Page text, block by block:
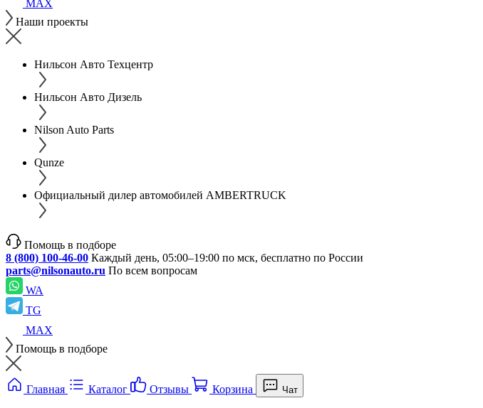
MAX
Наши проекты
Нильсон Авто Техцентр
Нильсон Авто Дизель
Nilson Auto Parts
Qunze
Официальный дилер автомобилей AMBERTRUCK
Помощь в подборе
8 (800) 100-46-00 Каждый день, 05:00–19:00 по мск, бесплатно по России
parts@nilsonauto.ru По всем вопросам
WA
TG
MAX
Помощь в подборе
Главная Каталог Отзывы Корзина Чат